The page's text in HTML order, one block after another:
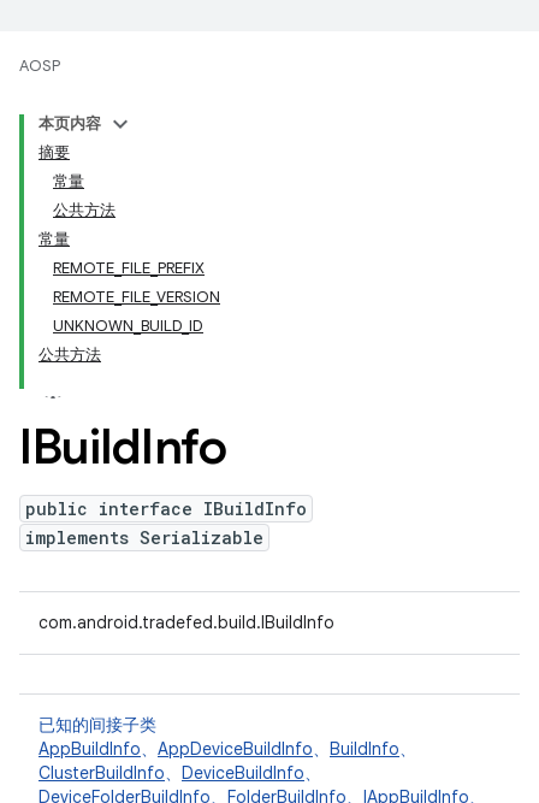
AOSP
本页内容
摘要
常量
公共方法
常量
REMOTE_FILE_PREFIX
REMOTE_FILE_VERSION
UNKNOWN_BUILD_ID
公共方法
IBuildInfo
public interface IBuildInfo
implements Serializable
com.android.tradefed.build.IBuildInfo
已知的间接子类
AppBuildInfo、 AppDeviceBuildInfo、 BuildInfo、
ClusterBuildInfo、 DeviceBuildInfo、
DeviceFolderBuildInfo、 FolderBuildInfo、 IAppBuildInfo、